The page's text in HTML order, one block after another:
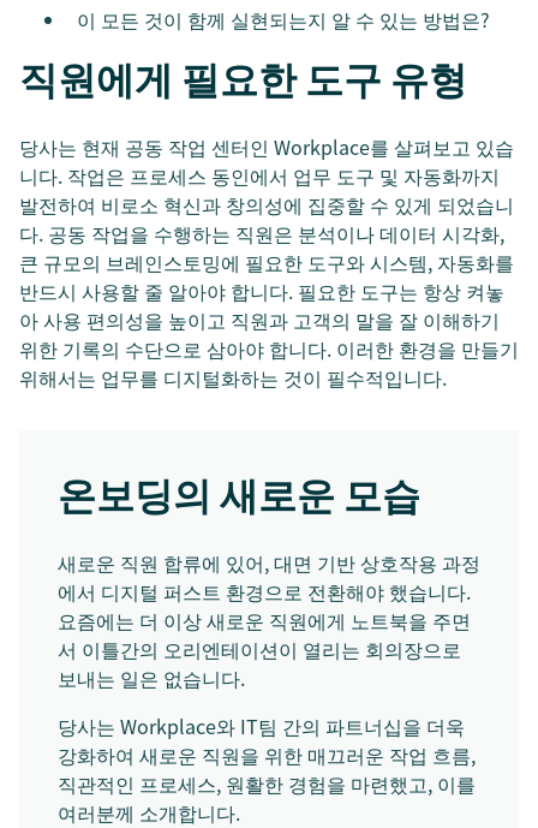
이 모든 것이 함께 실현되는지 알 수 있는 방법은?
직원에게 필요한 도구 유형
당사는 현재 공동 작업 센터인 Workplace를 살펴보고 있습
니다. 작업은 프로세스 동인에서 업무 도구 및 자동화까지
발전하여 비로소 혁신과 창의성에 집중할 수 있게 되었습니
다. 공동 작업을 수행하는 직원은 분석이나 데이터 시각화,
큰 규모의 브레인스토밍에 필요한 도구와 시스템, 자동화를
반드시 사용할 줄 알아야 합니다. 필요한 도구는 항상 켜놓
아 사용 편의성을 높이고 직원과 고객의 말을 잘 이해하기
위한 기록의 수단으로 삼아야 합니다. 이러한 환경을 만들기
위해서는 업무를 디지털화하는 것이 필수적입니다.
온보딩의 새로운 모습
새로운 직원 합류에 있어, 대면 기반 상호작용 과정
에서 디지털 퍼스트 환경으로 전환해야 했습니다.
요즘에는 더 이상 새로운 직원에게 노트북을 주면
서 이틀간의 오리엔테이션이 열리는 회의장으로
보내는 일은 없습니다.
당사는 Workplace와 IT팀 간의 파트너십을 더욱
강화하여 새로운 직원을 위한 매끄러운 작업 흐름,
직관적인 프로세스, 원활한 경험을 마련했고, 이를
여러분께 소개합니다.